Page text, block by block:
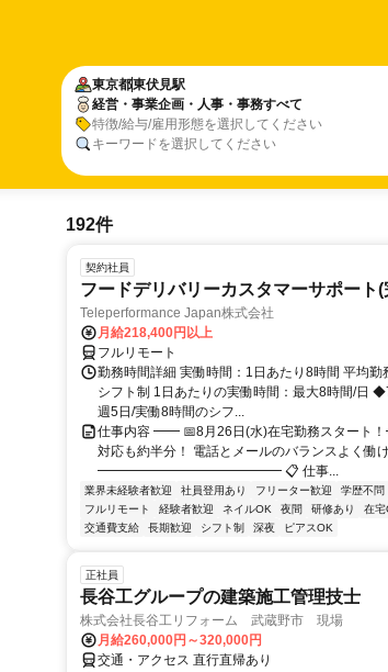
東京都東伏見駅
経営・事業企画・人事・事務すべて
特徴/給与/雇用形態を選択してください
キーワードを選択してください
192件
契約社員
フードデリバリーカスタマーサポート
Teleperformance Japan株式会社
月給218,400円以上
フルリモート
勤務時間詳細 実働時間：1日あたり8時間 平均
シフト制 1日あたりの実働時間：最大8時間/日
週5日/実働8時間のシフ...
仕事内容 ━━ 📅8月26日(水)在宅勤務スタート
対応も約半分！ 電話とメールのバランスよく働
━━━━━━━━━━━━━━ 📋 仕事...
業界未経験者歓迎 社員登用あり フリーター歓迎 学歴不問
フルリモート
経験者歓迎 ネイルOK 夜間 研修あり 在宅
交通費支給
長期歓迎 シフト制 深夜 ピアスOK
正社員
長谷工グループの建築施工管理技士
株式会社長谷工リフォーム 武蔵野市 現場
月給260,000円～320,000円
交通・アクセス 直行直帰あり